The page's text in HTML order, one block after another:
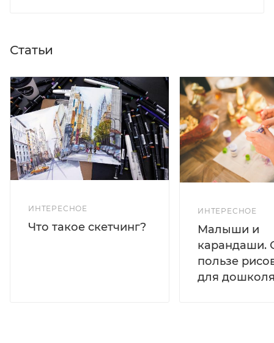
Статьи
ИНТЕРЕСНОЕ
Что такое скетчинг?
ИНТЕРЕСНОЕ
Малыши и
карандаши.
пользе
для